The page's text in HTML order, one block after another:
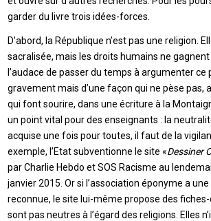
garder du livre trois idées-forces.
D’abord, la République n’est pas une religion.
sacralisée, mais les droits humains ne gagnent
l’audace de passer du temps à argumenter ce
gravement mais d’une façon qui ne pèse pas,
qui font sourire, dans une écriture à la
un point vital pour des enseignants : la
acquise une fois pour toutes, il faut de la
exemple, l’Etat subventionne le site «Dessiner
par Charlie Hebdo et SOS Racisme au
janvier 2015. Or si l’association éponyme a
reconnue, le site lui-même propose des
sont pas neutres à l’égard des religions. Elles